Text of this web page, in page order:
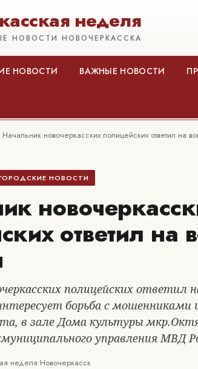
неделя
НОВОСТИ НОВОЧЕРКАССКА
НОВОСТИ ВАЖНЫЕ НОВОСТИ
Начальник новочеркасских полицейских ответил на
НОВОСТИ
ответил на
полицейских ответил
борьба с мошенниками
в зале Дома культуры
управления МВД
неделя•Новочеркасск